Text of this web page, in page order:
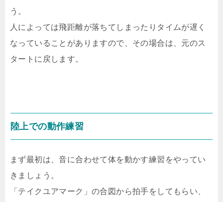
う。
人によっては飛距離が落ちてしまったりタイムが遅く
なっていることがありますので、その場合は、元のス
タートに戻します。
陸上での動作練習
まず最初は、音に合わせて体を動かす練習をやってい
きましょう。
「テイクユアマーク」の合図から拍手をしてもらい、